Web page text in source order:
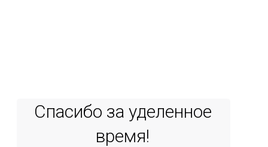
Спасибо за уделенное
время!